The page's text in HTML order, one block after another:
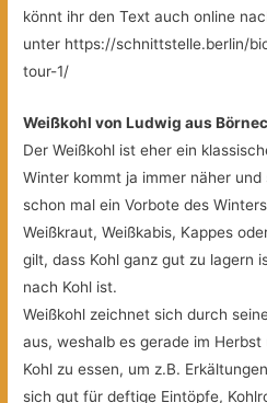
könnt ihr den Text auch online
unter https://schnittstelle.berlin/
tour-1/
Weißkohl von Ludwig aus
Der Weißkohl ist eher ein
Winter kommt ja immer näher
schon mal ein Vorbote des
Weißkraut, Weißkabis, Kappes
gilt, dass Kohl ganz gut zu lagern
nach Kohl ist.
Weißkohl zeichnet sich durch
aus, weshalb es gerade im
Kohl zu essen, um z.B.
sich gut für deftige Eintöpfe,